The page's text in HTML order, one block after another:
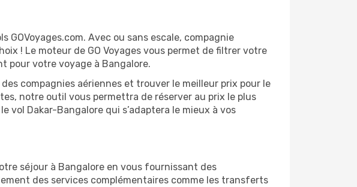
Avec ou sans escale, compagnie
! Le moteur de GO Voyages vous permet de filtrer votre
pour votre voyage à Bangalore.
compagnies aériennes et trouver le meilleur prix pour le
notre outil vous permettra de réserver au prix le plus
vol Dakar-Bangalore qui s’adaptera le mieux à vos
séjour à Bangalore en vous fournissant des
des services complémentaires comme les transferts